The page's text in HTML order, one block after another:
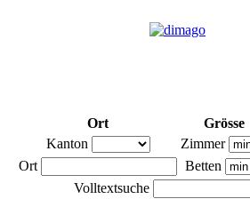
Ort Grösse
Kanton
Zimmer
Ort
Betten
Volltextsuche